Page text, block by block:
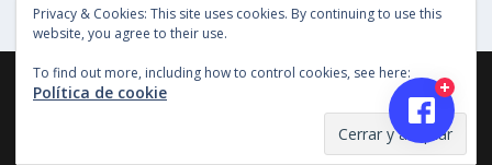
©Copyright Entertainment SG 2018, Todos los derechos
reservados, Imagenes y material en este sitio no pueden ser
Privacy & Cookies: This site uses cookies. By continuing to use this
website, you agree to their use.
To find out more, including how to control cookies, see here:
Política de cookie